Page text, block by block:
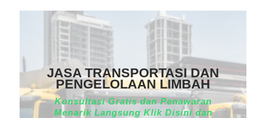
JASA TRANSPORTASI DAN
PENGELOLAAN LIMBAH
Konsultasi Gratis dan Penawaran
Menarik Langsung Klik Disini dan